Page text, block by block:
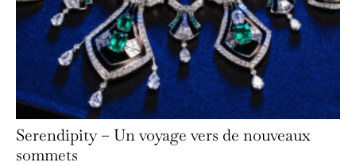
Serendipity – Un voyage vers de nouveaux
sommets